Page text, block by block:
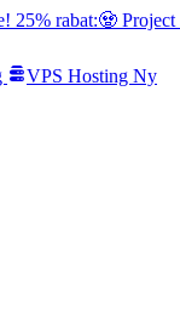
25% rabat:🧟 Project
VPS Hosting Ny